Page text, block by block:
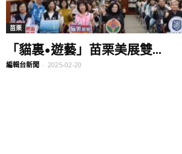
苗栗
「貓裏•遊藝」苗栗美展雙...
編輯台新聞 - 2025-02-20